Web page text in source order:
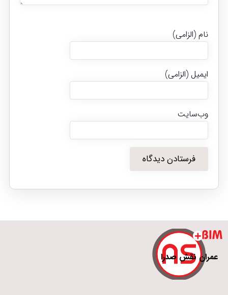
نام (الزامی)
ایمیل (الزامی)
وب‌سایت
عمران نقش صدرا